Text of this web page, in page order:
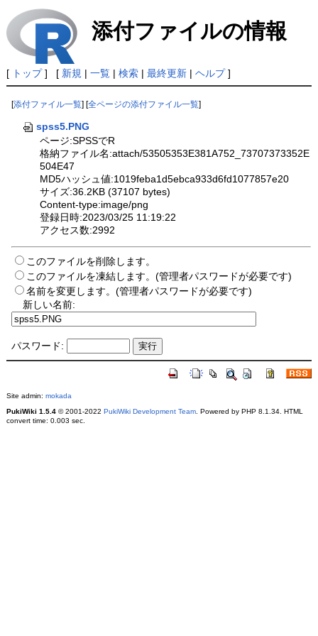
添付ファイルの情報
[ トップ] [ 新規 | 一覧| 検索| 最終更新| ヘルプ]
[添付ファイル一覧 ] [全ページの添付ファイル一覧
spss5.PNG
ページ:SPSSでR
格納ファイル名:attach/53505353E381A752_73707373352E
504E47
MD5ハッシュ値:1019feba1d5ebca933d6fd1077857e20
サイズ:36.2KB (37107 bytes)
Content-type:image/png
登録日時:2023/03/25 11:19:22
アクセス数:2992
このファイルを削除します。
このファイルを凍結します。(管理者パスワードが必要です)
名前を変更します。(管理者パスワードが必要です)
新しい名前:
パスワード:
Site admin: mokada
PukiWiki 1.5.4© 2001-2022 PukiWiki Development Team. Powered by PHP 8.1.34. HTML
convert time: 0.003 sec.